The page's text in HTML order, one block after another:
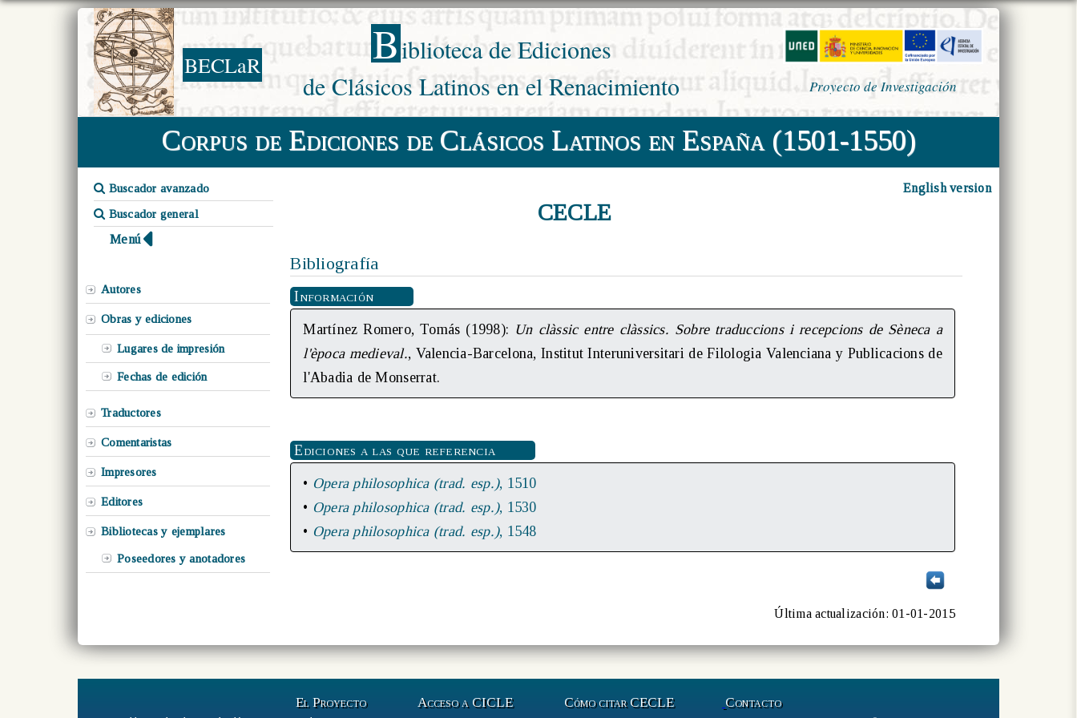
BECLaR Biblioteca de Ediciones
de Clásicos Latinos en el Renacimiento
Proyecto de Investigación
Corpus de Ediciones de Clásicos Latinos en España (1501-1550)
Buscador avanzado
Buscador general
Menú
CECLE
English version
Autores
Obras y ediciones
Lugares de impresión
Fechas de edición
Traductores
Comentaristas
Impresores
Editores
Bibliotecas y ejemplares
Poseedores y anotadores
Bibliografía
Información
Martínez Romero, Tomás (1998): Un clàssic entre clàssics. Sobre traduccions i recepcions de Sèneca a
l'època medieval., Valencia-Barcelona, Institut Interuniversitari de Filologia Valenciana y Publicacions de
l'Abadia de Monserrat.
Ediciones a las que referencia
• Opera philosophica (trad. esp.), 1510
• Opera philosophica (trad. esp.), 1530
• Opera philosophica (trad. esp.), 1548
Última actualización: 01-01-2015
El Proyecto Acceso a CICLE Cómo citar CECLE Contacto